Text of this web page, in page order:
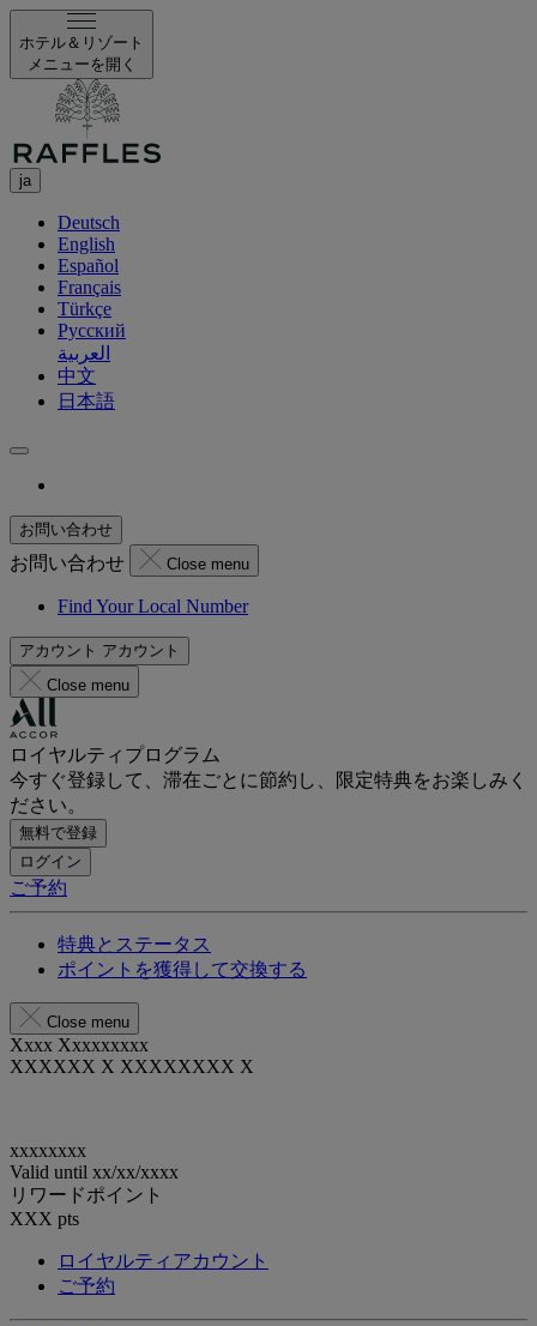
ホテル＆リゾート
メニューを開く
ja
Deutsch
English
Español
Français
Türkçe
Русский
العربية
中文
日本語
お問い合わせ
お問い合わせ Close menu
Find Your Local Number
アカウント アカウント
Close menu
ロイヤルティプログラム
今すぐ登録して、滞在ごとに節約し、限定特典をお楽しみく
ださい。
無料で登録
ログイン
ご予約
特典とステータス
ポイントを獲得して交換する
Close menu
Xxxx Xxxxxxxxx
XXXXXX X XXXXXXXX X
xxxxxxxx
Valid until xx/xx/xxxx
リワードポイント
XXX pts
ロイヤルティアカウント
ご予約